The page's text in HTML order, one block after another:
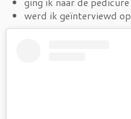
werd ik geïnterviewd op